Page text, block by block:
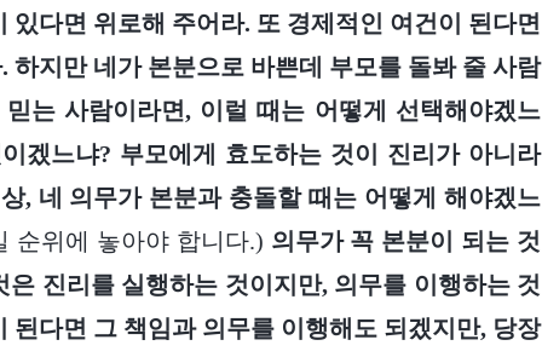
있다면 위로해 주어라. 또 경제적인 여건이 된다면
하지만 네가 본분으로 바쁜데 부모를 돌봐 줄 사람
는 사람이라면, 이럴 때는 어떻게 선택해야겠느
겠느냐? 부모에게 효도하는 것이 진리가 아니라
, 네 의무가 본분과 충돌할 때는 어떻게 해야겠느
순위에 놓아야 합니다.) 의무가 꼭 본분이 되는 것
진리를 실행하는 것이지만, 의무를 이행하는 것
된다면 그 책임과 의무를 이행해도 되겠지만, 당장